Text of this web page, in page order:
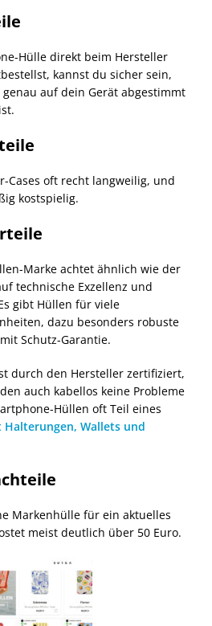
Hülle direkt beim Hersteller
kannst du sicher sein,
genau auf dein Gerät abgestimmt
Cases oft recht langweilig, und
kostspielig.
Marke achtet ähnlich wie der
technische Exzellenz und
gibt Hüllen für viele
dazu besonders robuste
Schutz-Garantie.
durch den Hersteller zertifiziert,
auch kabellos keine Probleme
Hüllen oft Teil eines
Halterungen, Wallets und
Markenhülle für ein aktuelles
meist deutlich über 50 Euro.